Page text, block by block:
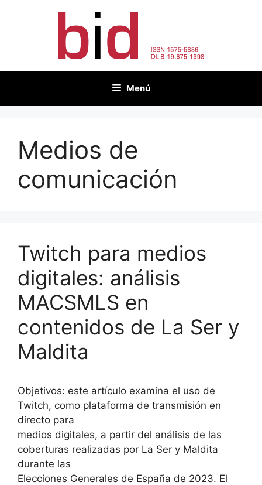
Menú
Medios de
comunicación
Twitch para medios
digitales: análisis
MACSMLS en
contenidos de La Ser y
Maldita
Objetivos: este artículo examina el uso de
Twitch, como plataforma de transmisión en
directo para
medios digitales, a partir del análisis de las
coberturas realizadas por La Ser y Maldita
durante las
Elecciones Generales de España de 2023. El